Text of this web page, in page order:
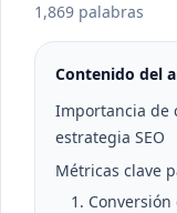
1,869 palabras
Contenido del
Importancia de
estrategia SEO
Métricas clave
1.